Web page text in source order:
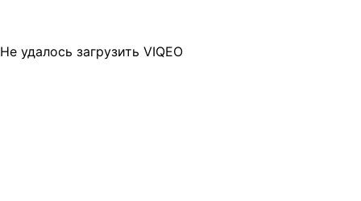
Не удалось загрузить VIQEO